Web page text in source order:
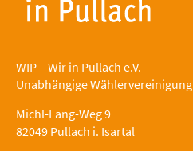
WIP – Wir in Pullach e.V.
Unabhängige Wählervereinigung
Michl-Lang-Weg 9
82049 Pullach i. Isartal